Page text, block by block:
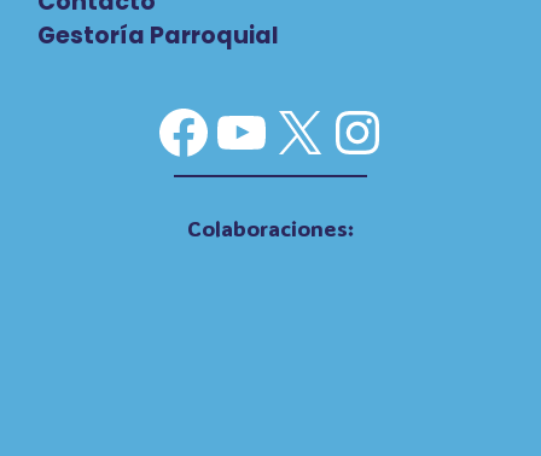
Gestoría Parroquial
Facebook
YouTube
X
Colaboraciones: